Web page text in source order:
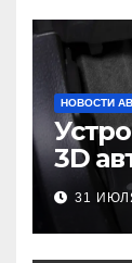
НОВОСТИ
3D
31